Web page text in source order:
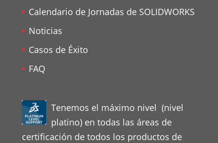
Calendario de Jornadas de SOLIDWORKS
Noticias
Casos de Éxito
FAQ
Tenemos el máximo nivel (nivel
platino) en todas las áreas de
certificación de todos los productos de